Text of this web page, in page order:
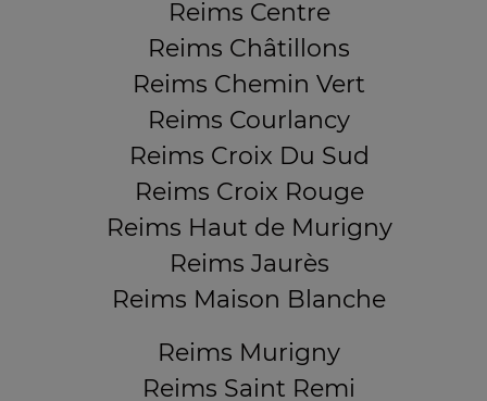
Reims Centre
Reims Châtillons
Reims Chemin Vert
Reims Courlancy
Reims Croix Du Sud
Reims Croix Rouge
Reims Haut de Murigny
Reims Jaurès
Reims Maison Blanche
Reims Murigny
Reims Saint Remi